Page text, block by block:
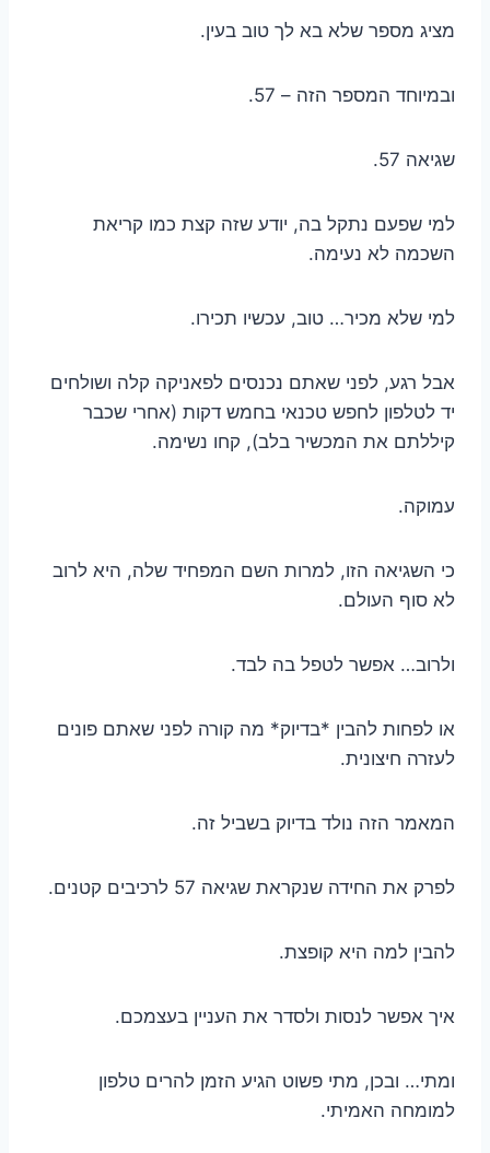
מציג מספר שלא בא לך טוב בעין.
ובמיוחד המספר הזה – 57.
שגיאה 57.
למי שפעם נתקל בה, יודע שזה קצת כמו קריאת
השכמה לא נעימה.
למי שלא מכיר… טוב, עכשיו תכירו.
אבל רגע, לפני שאתם נכנסים לפאניקה קלה ושולחים
יד לטלפון לחפש טכנאי בחמש דקות (אחרי שכבר
קיללתם את המכשיר בלב), קחו נשימה.
עמוקה.
כי השגיאה הזו, למרות השם המפחיד שלה, היא לרוב
לא סוף העולם.
ולרוב… אפשר לטפל בה לבד.
או לפחות להבין *בדיוק* מה קורה לפני שאתם פונים
לעזרה חיצונית.
המאמר הזה נולד בדיוק בשביל זה.
לפרק את החידה שנקראת שגיאה 57 לרכיבים קטנים.
להבין למה היא קופצת.
איך אפשר לנסות ולסדר את העניין בעצמכם.
ומתי… ובכן, מתי פשוט הגיע הזמן להרים טלפון
למומחה האמיתי.